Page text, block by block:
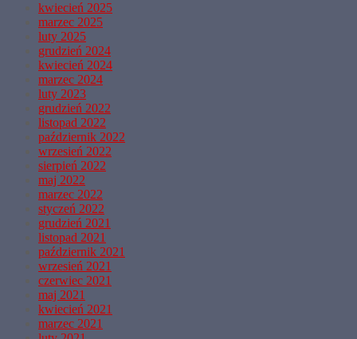
kwiecień 2025
marzec 2025
luty 2025
grudzień 2024
kwiecień 2024
marzec 2024
luty 2023
grudzień 2022
listopad 2022
październik 2022
wrzesień 2022
sierpień 2022
maj 2022
marzec 2022
styczeń 2022
grudzień 2021
listopad 2021
październik 2021
wrzesień 2021
czerwiec 2021
maj 2021
kwiecień 2021
marzec 2021